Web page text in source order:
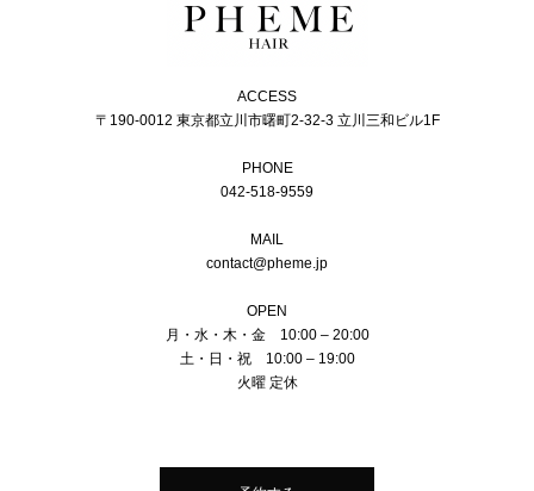
ACCESS
〒190-0012 東京都立川市曙町2-32-3 立川三和ビル1F
PHONE
042-518-9559
MAIL
contact@pheme.jp
OPEN
月・水・木・金 10:00 – 20:00
土・日・祝 10:00 – 19:00
火曜 定休